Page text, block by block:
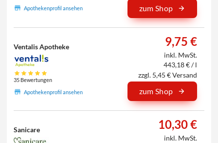
Apothekenprofil ansehen
zum Shop
Ventalis Apotheke
35 Bewertungen
Apothekenprofil ansehen
9,75 €
inkl. MwSt.
443,18 € / l
zzgl. 5,45 € Versand
zum Shop
Sanicare 10,30 €
inkl. MwSt.